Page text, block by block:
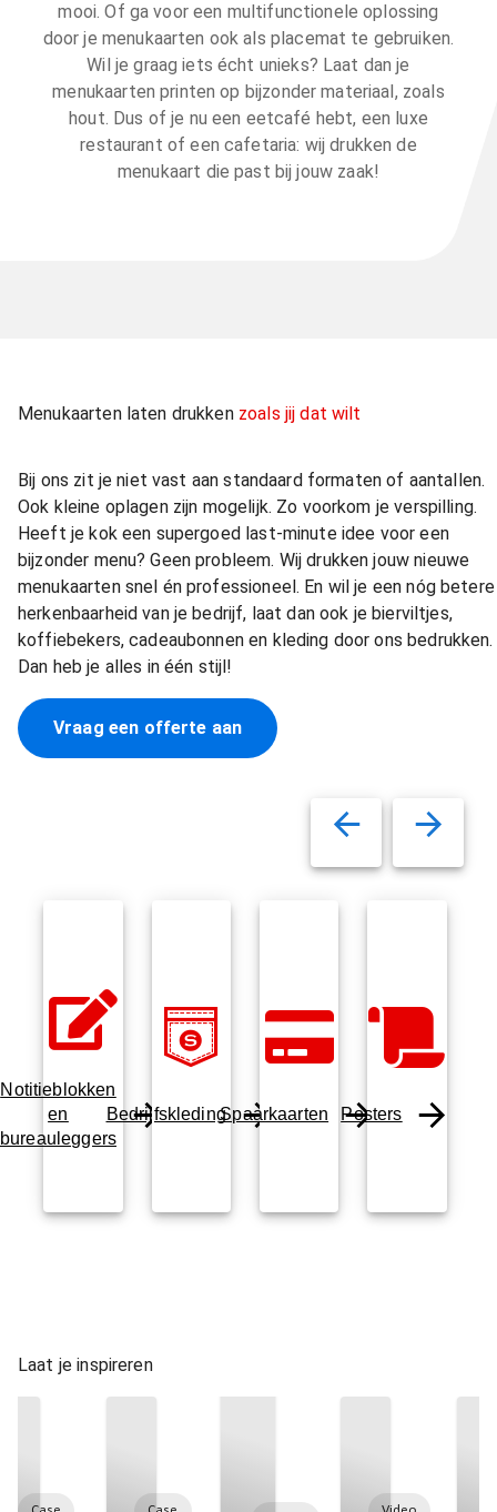
mooi. Of ga voor een multifunctionele oplossing
door je menukaarten ook als placemat te gebruiken.
Wil je graag iets écht unieks? Laat dan je
menukaarten printen op bijzonder materiaal, zoals
hout. Dus of je nu een eetcafé hebt, een luxe
restaurant of een cafetaria: wij drukken de
menukaart die past bij jouw zaak!
Menukaarten laten drukken zoals jij dat wilt
Bij ons zit je niet vast aan standaard formaten of aantallen.
Ook kleine oplagen zijn mogelijk. Zo voorkom je verspilling.
Heeft je kok een supergoed last-minute idee voor een
bijzonder menu? Geen probleem. Wij drukken jouw nieuwe
menukaarten snel én professioneel. En wil je een nóg betere
herkenbaarheid van je bedrijf, laat dan ook je bierviltjes,
koffiebekers, cadeaubonnen en kleding door ons bedrukken.
Dan heb je alles in één stijl!
Vraag een offerte aan
Notitieblokken
en
bureauleggers
BedrijfskledingSpaarkaarten Posters
Laat je inspireren